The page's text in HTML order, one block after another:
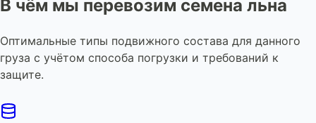
В чём мы перевозим семена льна
Оптимальные типы подвижного состава для данного
груза с учётом способа погрузки и требований к
защите.